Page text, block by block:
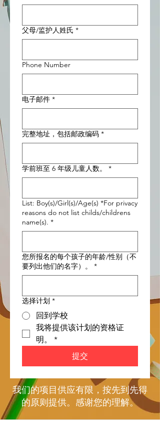
父母/监护人姓氏 *
Phone Number
电子邮件 *
完整地址，包括邮政编码 *
学前班至 6 年级儿童人数。 *
List: Boy(s)/Girl(s)/Age(s) *For privacy
reasons do not list childs/childrens
name(s). *
您所报名的每个孩子的年龄/性别（不
要列出他们的名字）。
*
选择计划 *
回到学校
我将提供该计划的资格证
明。
*
提交
我们的项目供应有限，按先到先得
的原则提供。感谢您的理解。